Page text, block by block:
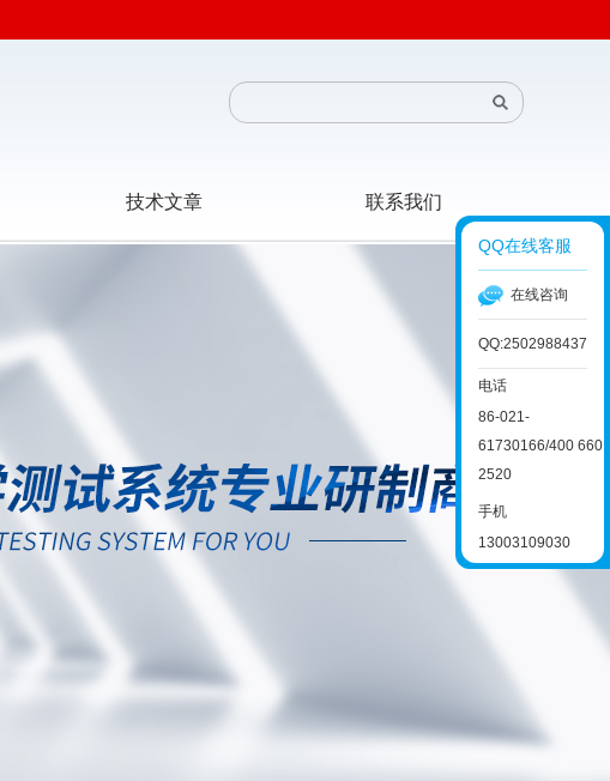
技术文章 联系我们
QQ在线客服
在线咨询
QQ:2502988437
电话
86-021-
61730166/400 660
2520
手机
13003109030